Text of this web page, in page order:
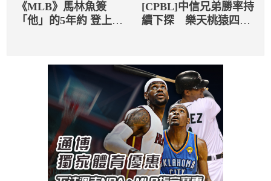
《MLB》馬林魚簽
「他」的5年約 登上十
[CPBL]中信兄弟勝率持
續下探 樂天桃猿四度